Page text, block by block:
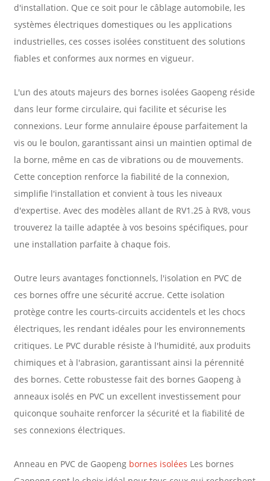
d'installation. Que ce soit pour le câblage automobile, les
systèmes électriques domestiques ou les applications
industrielles, ces cosses isolées constituent des solutions
fiables et conformes aux normes en vigueur.
L'un des atouts majeurs des bornes isolées Gaopeng réside
dans leur forme circulaire, qui facilite et sécurise les
connexions. Leur forme annulaire épouse parfaitement la
vis ou le boulon, garantissant ainsi un maintien optimal de
la borne, même en cas de vibrations ou de mouvements.
Cette conception renforce la fiabilité de la connexion,
simplifie l'installation et convient à tous les niveaux
d'expertise. Avec des modèles allant de RV1.25 à RV8, vous
trouverez la taille adaptée à vos besoins spécifiques, pour
une installation parfaite à chaque fois.
Outre leurs avantages fonctionnels, l'isolation en PVC de
ces bornes offre une sécurité accrue. Cette isolation
protège contre les courts-circuits accidentels et les chocs
électriques, les rendant idéales pour les environnements
critiques. Le PVC durable résiste à l'humidité, aux produits
chimiques et à l'abrasion, garantissant ainsi la pérennité
des bornes. Cette robustesse fait des bornes Gaopeng à
anneaux isolés en PVC un excellent investissement pour
quiconque souhaite renforcer la sécurité et la fiabilité de
ses connexions électriques.
Anneau en PVC de Gaopeng bornes isolées Les bornes